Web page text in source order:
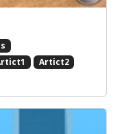
Artict2